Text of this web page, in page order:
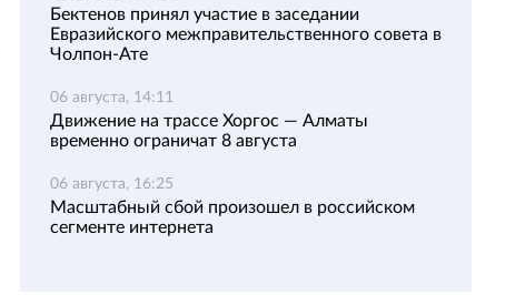
Бектенов принял участие в заседании
Евразийского межправительственного совета в
Чолпон-Ате
06 августа, 14:11
Движение на трассе Хоргос — Алматы
временно ограничат 8 августа
06 августа, 16:25
Масштабный сбой произошел в российском
сегменте интернета